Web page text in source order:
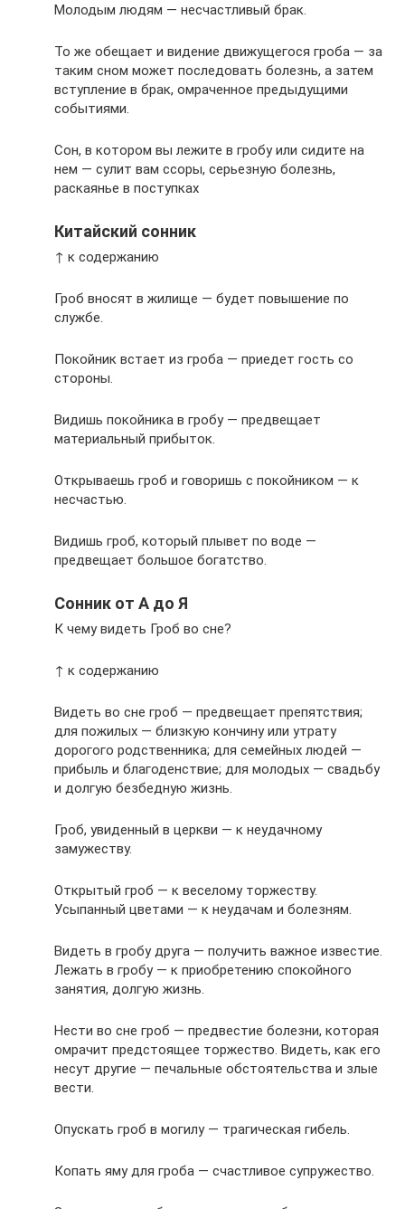
Молодым людям — несчастливый брак.
То же обещает и видение движущегося гроба — за
таким сном может последовать болезнь, а затем
вступление в брак, омраченное предыдущими
событиями.
Сон, в котором вы лежите в гробу или сидите на
нем — сулит вам ссоры, серьезную болезнь,
раскаянье в поступках
Китайский сонник
↑ к содержанию
Гроб вносят в жилище — будет повышение по
службе.
Покойник встает из гроба — приедет гость со
стороны.
Видишь покойника в гробу — предвещает
материальный прибыток.
Открываешь гроб и говоришь с покойником — к
несчастью.
Видишь гроб, который плывет по воде —
предвещает большое богатство.
Сонник от А до Я
К чему видеть Гроб во сне?
↑ к содержанию
Видеть во сне гроб — предвещает препятствия;
для пожилых — близкую кончину или утрату
дорогого родственника; для семейных людей —
прибыль и благоденствие; для молодых — свадьбу
и долгую безбедную жизнь.
Гроб, увиденный в церкви — к неудачному
замужеству.
Открытый гроб — к веселому торжеству.
Усыпанный цветами — к неудачам и болезням.
Видеть в гробу друга — получить важное известие.
Лежать в гробу — к приобретению спокойного
занятия, долгую жизнь.
Нести во сне гроб — предвестие болезни, которая
омрачит предстоящее торжество. Видеть, как его
несут другие — печальные обстоятельства и злые
вести.
Опускать гроб в могилу — трагическая гибель.
Копать яму для гроба — счастливое супружество.